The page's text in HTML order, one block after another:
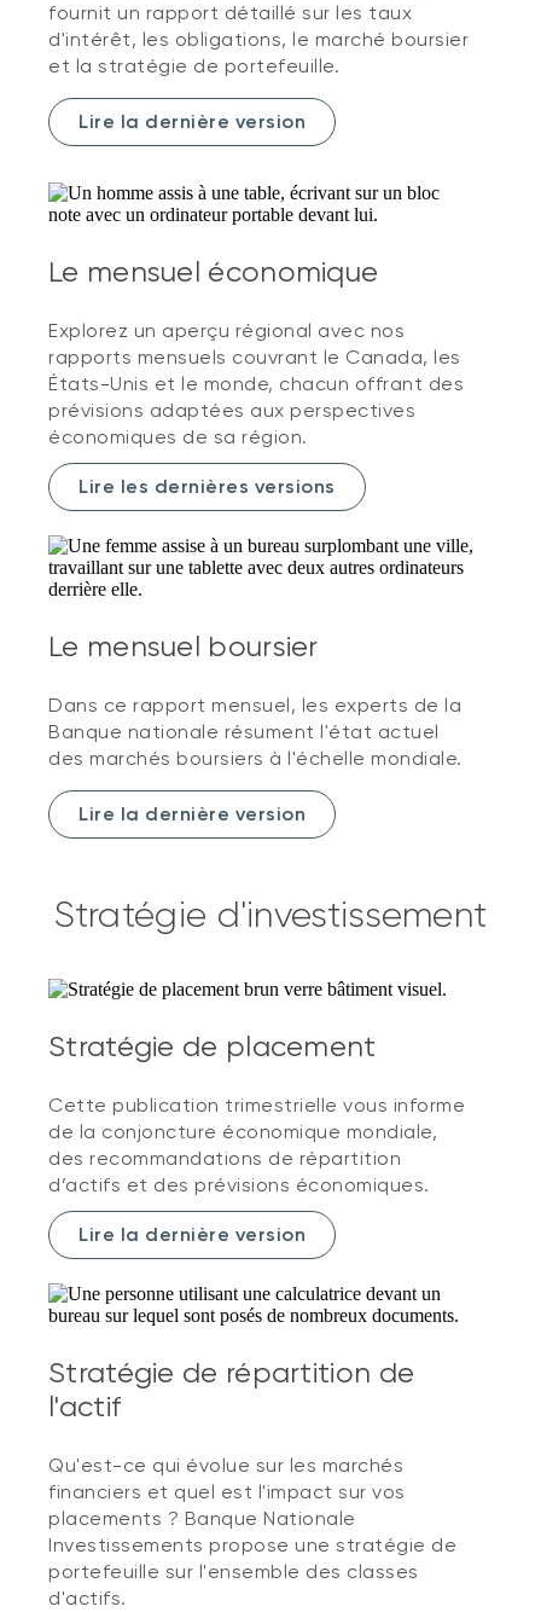
fournit un rapport détaillé sur les taux
d'intérêt, les obligations, le marché boursier
et la stratégie de portefeuille.
Lire la dernière version
Le mensuel économique
Explorez un aperçu régional avec nos
rapports mensuels couvrant le Canada, les
États-Unis et le monde, chacun offrant des
prévisions adaptées aux perspectives
économiques de sa région.
Lire les dernières versions
Le mensuel boursier
Dans ce rapport mensuel, les experts de la
Banque nationale résument l'état actuel
des marchés boursiers à l'échelle mondiale.
Lire la dernière version
Stratégie d'investissement
Stratégie de placement
Cette publication trimestrielle vous informe
de la conjoncture économique mondiale,
des recommandations de répartition
d’actifs et des prévisions économiques.
Lire la dernière version
Stratégie de répartition de
l'actif
Qu'est-ce qui évolue sur les marchés
financiers et quel est l'impact sur vos
placements ? Banque Nationale
Investissements propose une stratégie de
portefeuille sur l'ensemble des classes
d'actifs.